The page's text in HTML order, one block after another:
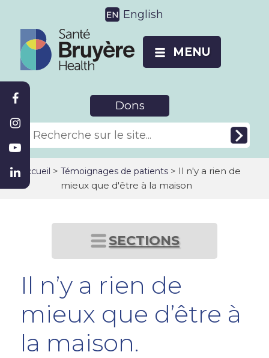
English
MENU
Dons
Accueil > Témoignages de patients> Il n'y a rien de
mieux que d'être à la maison
SECTIONS
Il n’y a rien de
mieux que d’être à
la maison.